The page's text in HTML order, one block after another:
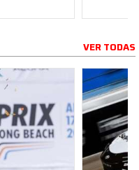
VER TODAS